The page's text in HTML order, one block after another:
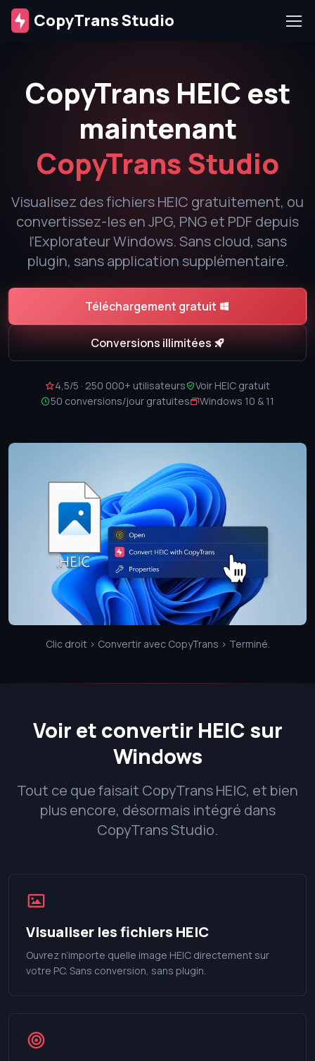
CopyTrans Studio
CopyTrans HEIC est
maintenant
CopyTrans Studio
Visualisez des fichiers HEIC gratuitement, ou
convertissez-les en JPG, PNG et PDF depuis
l’Explorateur Windows. Sans cloud, sans
plugin, sans application supplémentaire.
Téléchargement gratuit
Conversions illimitées
4,5/5 · 250 000+ utilisateurs
Voir HEIC gratuit
50 conversions/jour gratuites
Windows 10 & 11
Clic droit > Convertir avec CopyTrans > Terminé.
Voir et convertir HEIC sur
Windows
Tout ce que faisait CopyTrans HEIC, et bien
plus encore, désormais intégré dans
CopyTrans Studio.
Visualiser les fichiers HEIC
Ouvrez n’importe quelle image HEIC directement sur
votre PC. Sans conversion, sans plugin.